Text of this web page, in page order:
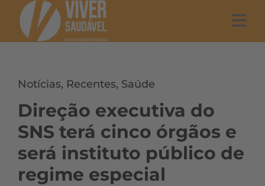
Notícias, Recentes, Saúde
Direção executiva do
SNS terá cinco órgãos e
será instituto público de
regime especial